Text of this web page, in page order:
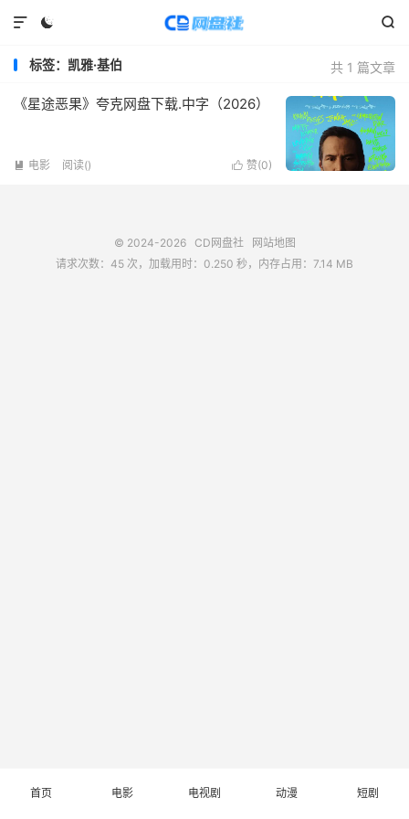
 

共 1 篇文章
标签：凯雅·基伯
《星途恶果》夸克网盘下载.中字（2026）
 赞(0)
 电影 阅读()
© 2024-2026 CD网盘社
网站地图
请求次数：45 次，加载用时：0.250 秒，内存占用：7.14 MB
首页 电影 电视剧 动漫 短剧